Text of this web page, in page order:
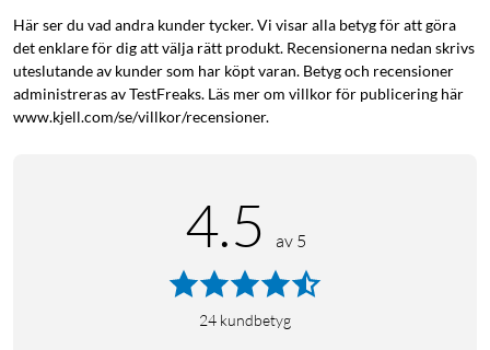
Här ser du vad andra kunder tycker. Vi visar alla betyg för att göra
det enklare för dig att välja rätt produkt. Recensionerna nedan skrivs
uteslutande av kunder som har köpt varan. Betyg och recensioner
administreras av TestFreaks. Läs mer om villkor för publicering här
www.kjell.com/se/villkor/recensioner.
4.5 av 5
24 kundbetyg